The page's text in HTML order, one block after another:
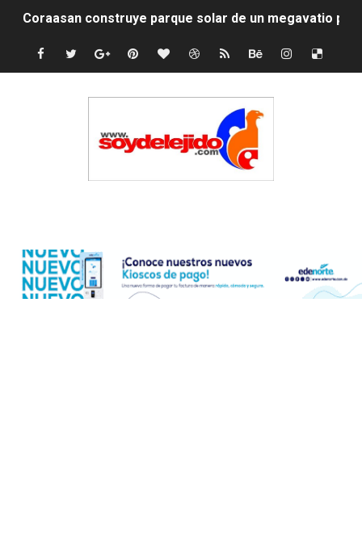
Irán apuesta por resistencia en disputa con Estados
Dominicana demanda Yankees por 10 millones de
Precio del dólar hoy viernes 7 de agosto de 2026
Un derrumbe en el centro de Cuba deja dos personas
Condenan a dos 'streamers' franceses por torturar
Tasa del dólar jueves 06 de agosto de 2026